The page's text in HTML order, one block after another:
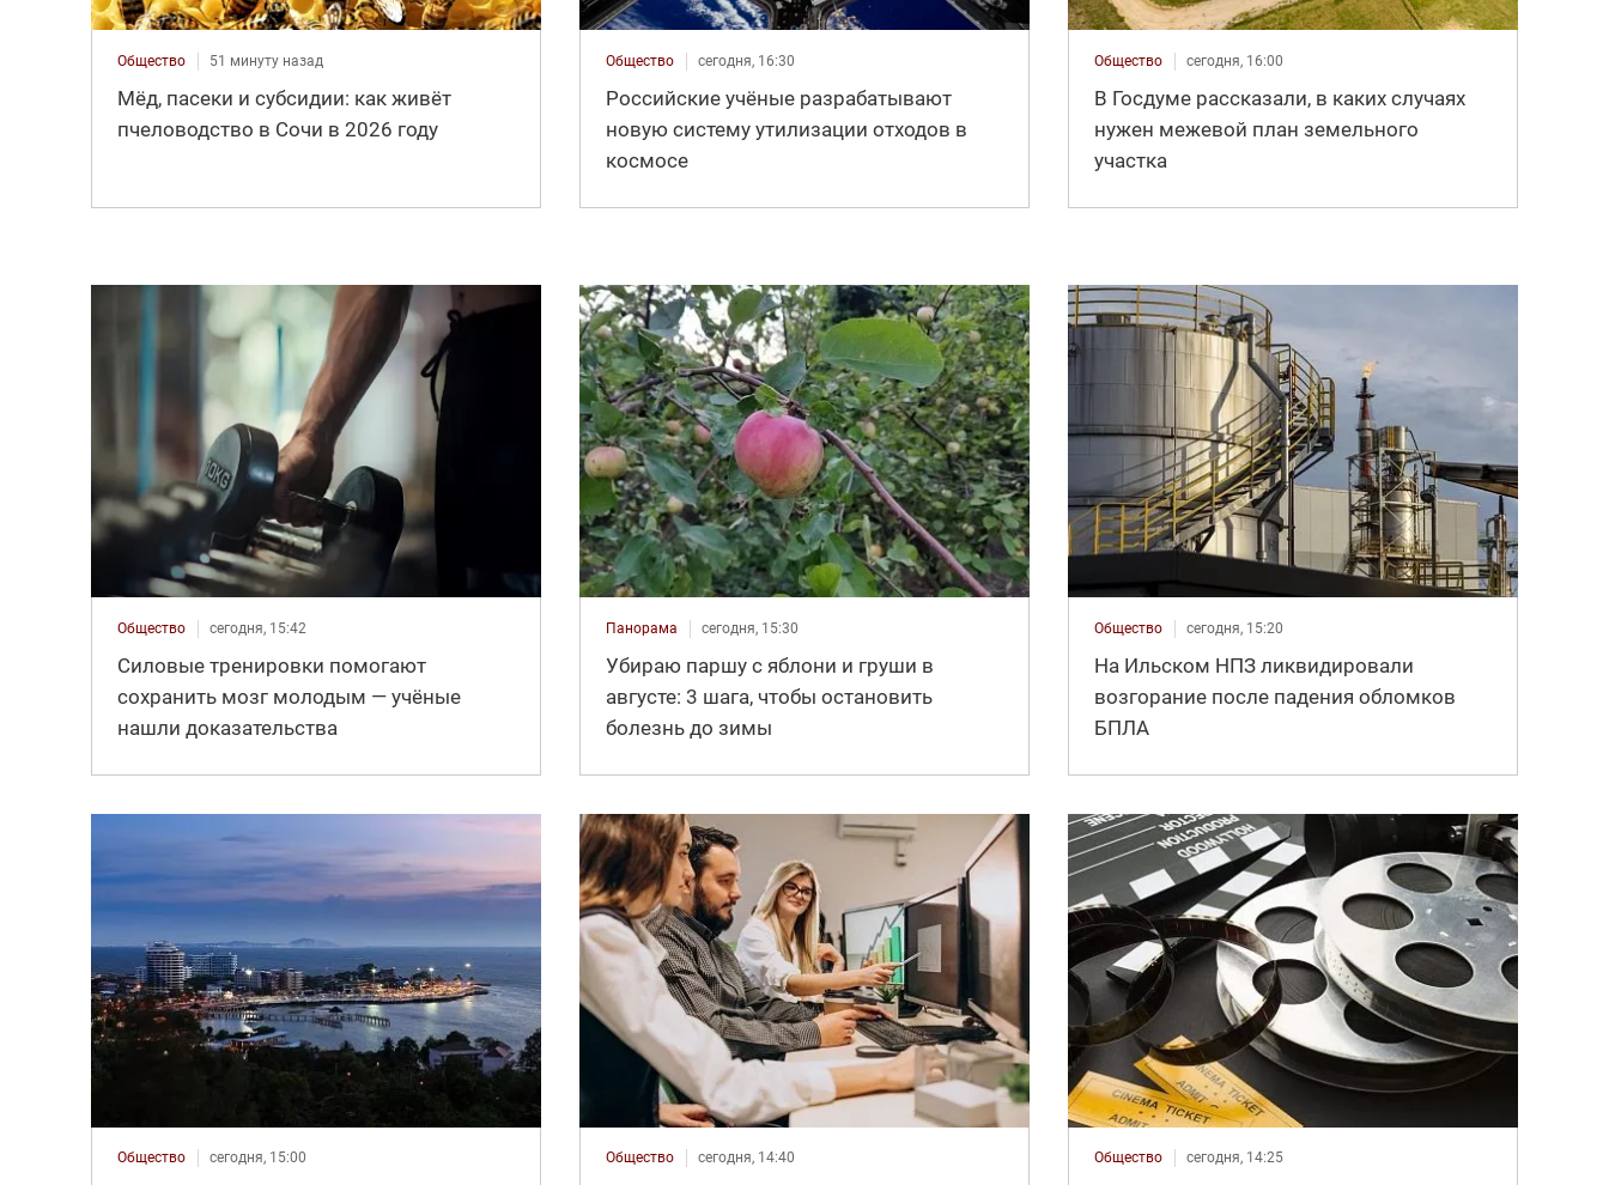
Общество 51 минуту назад
Мёд, пасеки и субсидии: как живёт
пчеловодство в Сочи в 2026 году
Общество сегодня, 16:30
Российские учёные разрабатывают
новую систему утилизации отходов в
космосе
Общество сегодня, 16:00
В Госдуме рассказали, в каких случаях
нужен межевой план земельного
участка
Общество сегодня, 15:42
Силовые тренировки помогают
сохранить мозг молодым — учёные
нашли доказательства
Панорама сегодня, 15:30
Убираю паршу с яблони и груши в
августе: 3 шага, чтобы остановить
болезнь до зимы
Общество сегодня, 15:20
На Ильском НПЗ ликвидировали
возгорание после падения обломков
БПЛА
Общество сегодня, 15:00 Общество сегодня, 14:40 Общество сегодня, 14:25